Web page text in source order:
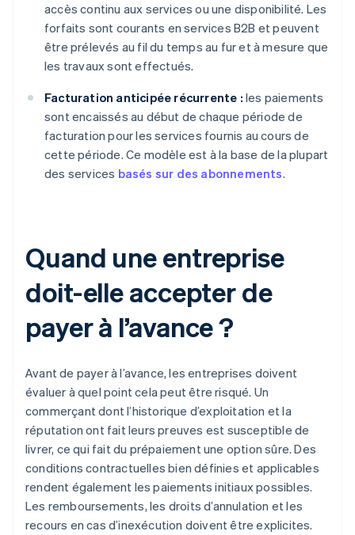
accès continu aux services ou une disponibilité. Les
forfaits sont courants en services B2B et peuvent
être prélevés au fil du temps au fur et à mesure que
les travaux sont effectués.
Facturation anticipée récurrente : les paiements
sont encaissés au début de chaque période de
facturation pour les services fournis au cours de
cette période. Ce modèle est à la base de la plupart
des services basés sur des abonnements.
Quand une entreprise
doit-elle accepter de
payer à l’avance ?
Avant de payer à l’avance, les entreprises doivent
évaluer à quel point cela peut être risqué. Un
commerçant dont l’historique d’exploitation et la
réputation ont fait leurs preuves est susceptible de
livrer, ce qui fait du prépaiement une option sûre. Des
conditions contractuelles bien définies et applicables
rendent également les paiements initiaux possibles.
Les remboursements, les droits d’annulation et les
recours en cas d’inexécution doivent être explicites.